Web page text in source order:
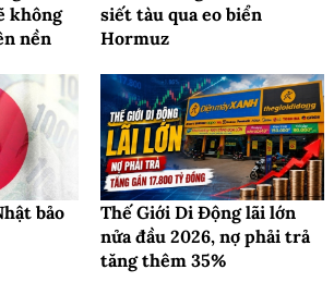
không
nền
siết tàu qua eo biển
Hormuz
bảo
Thế Giới Di Động lãi lớn
nửa đầu 2026, nợ phải trả
tăng thêm 35%